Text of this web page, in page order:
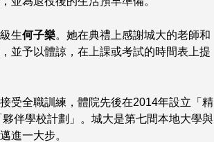
生何子樂。她在典禮上感謝城大的老師和
並予以體諒，在上課或考試的時間表上提
受全職訓練，體院先後在2014年設立「精
伴學校計劃」。城大是第七間本地大學與
進一大步。